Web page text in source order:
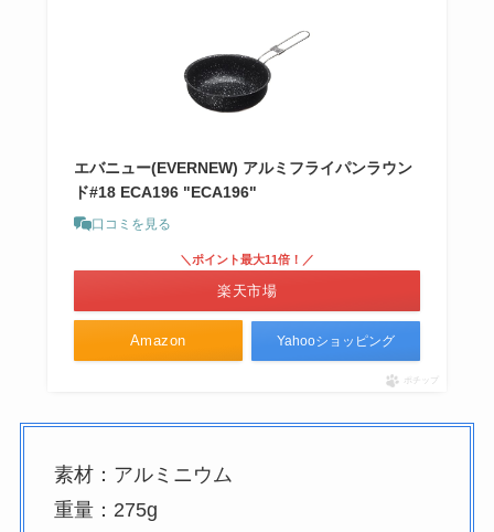
エバニュー(EVERNEW) アルミフライパンラウン
ド#18 ECA196 "ECA196"
口コミを見る
Amazon
＼ポイント最大11倍！／
楽天市場
Yahooショッピング
ポチップ
素材：アルミニウム
重量：275g